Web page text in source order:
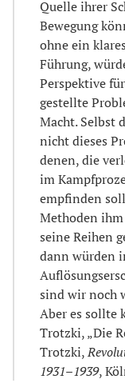
Quelle ihrer
Bewegung
ohne ein
Führung,
Perspektive
gestellte
Macht. Selbst
nicht dieses
denen, die
im
empfinden
Methoden
seine Reihen
dann würden
sind wir noch
Aber es sollte
Trotzki, „Die
Trotzki,
1931–1939,